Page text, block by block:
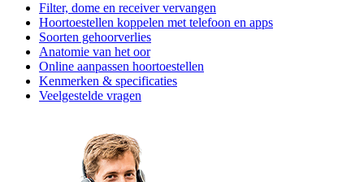
Filter, dome en receiver vervangen
Hoortoestellen koppelen met telefoon en apps
Soorten gehoorverlies
Anatomie van het oor
Online aanpassen hoortoestellen
Kenmerken & specificaties
Veelgestelde vragen